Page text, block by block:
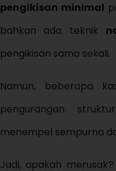
pengikisan minimal
bahkan ada teknik
pengikisan sama sekali.
Namun, beberapa
pengurangan
menempel sempurna
Jadi, apakah merusak?